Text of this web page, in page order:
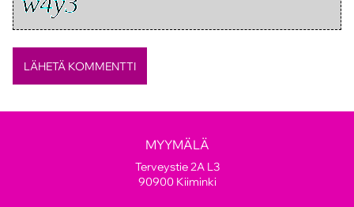
MYYMÄLÄ
Terveystie 2A L3
90900 Kiiminki